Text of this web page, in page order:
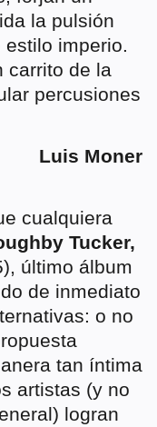
la pulsión
imperio.
carrito de la
percusiones
Luis Moner
cualquiera
Tucker,
último álbum
de inmediato
o no
tan íntima
artistas (y no
logran